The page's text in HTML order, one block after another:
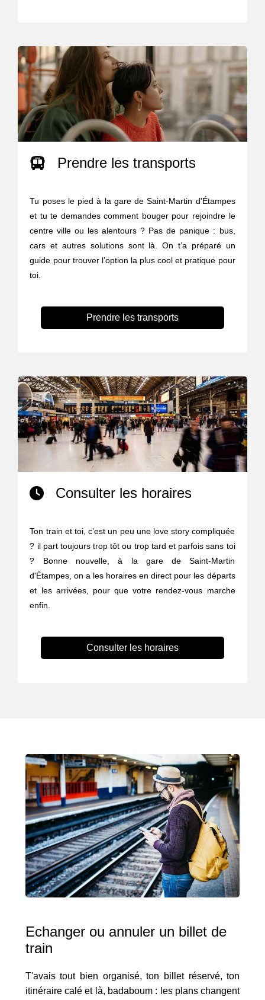
Prendre les transports
Tu poses le pied à la gare de Saint-Martin d'Étampes
et tu te demandes comment bouger pour rejoindre le
centre ville ou les alentours ? Pas de panique : bus,
cars et autres solutions sont là. On t’a préparé un
guide pour trouver l’option la plus cool et pratique pour
toi.
Prendre les transports
Consulter les horaires
Ton train et toi, c’est un peu une love story compliquée
? il part toujours trop tôt ou trop tard et parfois sans toi
? Bonne nouvelle, à la gare de Saint-Martin
d'Étampes, on a les horaires en direct pour les départs
et les arrivées, pour que votre rendez-vous marche
enfin.
Consulter les horaires
Echanger ou annuler un billet de
train
T'avais tout bien organisé, ton billet réservé, ton
itinéraire calé et là, badaboum : les plans changent